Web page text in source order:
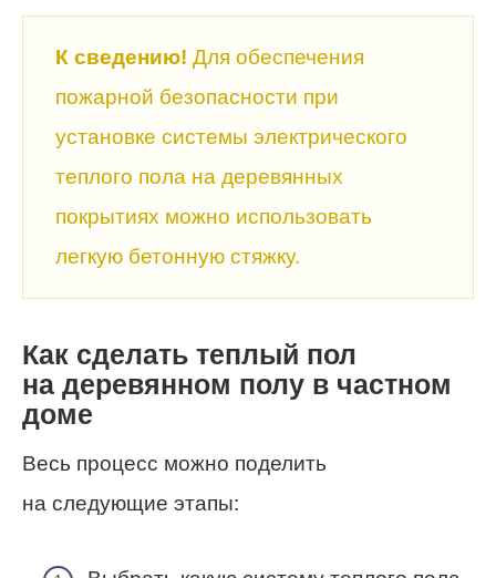
К сведению! Для обеспечения
пожарной безопасности при
установке системы электрического
теплого пола на деревянных
покрытиях можно использовать
легкую бетонную стяжку.
Как сделать теплый пол
на деревянном полу в частном
доме
Весь процесс можно поделить
на следующие этапы: